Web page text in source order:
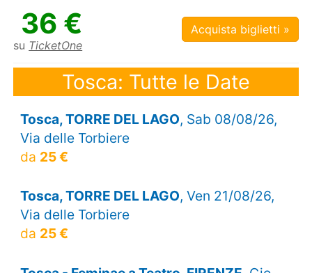
36 €
su TicketOne
Acquista biglietti »
Tosca: Tutte le Date
Tosca, TORRE DEL LAGO, Sab 08/08/26,
Via delle Torbiere
da 25 €
Tosca, TORRE DEL LAGO, Ven 21/08/26,
Via delle Torbiere
da 25 €